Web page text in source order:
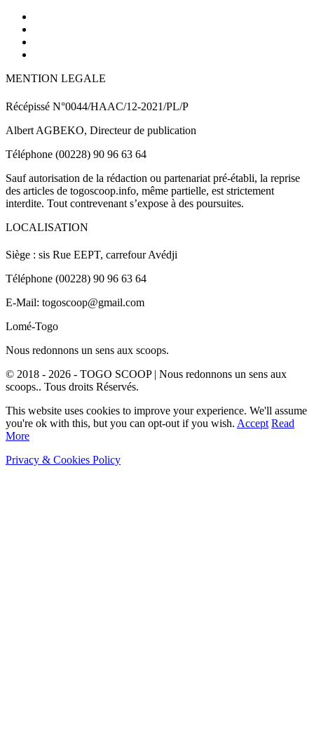
MENTION LEGALE
Récépissé N°0044/HAAC/12-2021/PL/P
Albert AGBEKO, Directeur de publication
Téléphone (00228) 90 96 63 64
Sauf autorisation de la rédaction ou partenariat pré-établi, la reprise
des articles de togoscoop.info, même partielle, est strictement
interdite. Tout contrevenant s’expose à des poursuites.
LOCALISATION
Siège : sis Rue EEPT, carrefour Avédji
Téléphone (00228) 90 96 63 64
E-Mail: togoscoop@gmail.com
Lomé-Togo
Nous redonnons un sens aux scoops.
© 2018 - 2026 - TOGO SCOOP | Nous redonnons un sens aux
scoops.. Tous droits Réservés.
This website uses cookies to improve your experience. We'll assume
you're ok with this, but you can opt-out if you wish. Accept Read
More
Privacy & Cookies Policy